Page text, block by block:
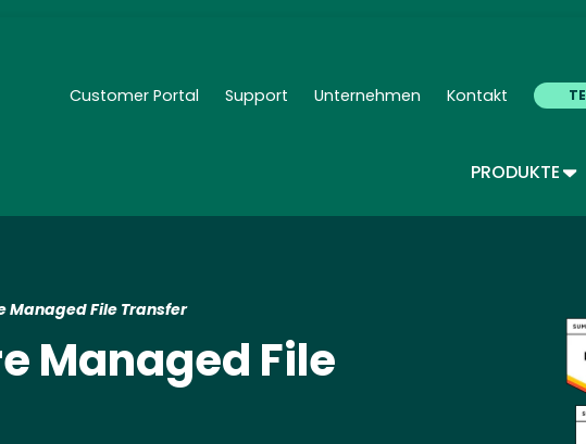
content
Secondary Navigation - Deutsch
Customer Portal Support Unternehmen Kontakt
PRODUKTE
Managed File Transfer
Managed File